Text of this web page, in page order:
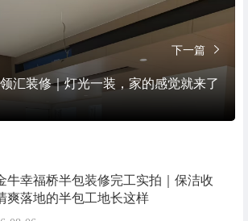
下一篇
汇装修｜灯光一装，家的感觉就来了
牛幸福桥半包装修完工实拍｜保洁收
爽落地的半包工地长这样